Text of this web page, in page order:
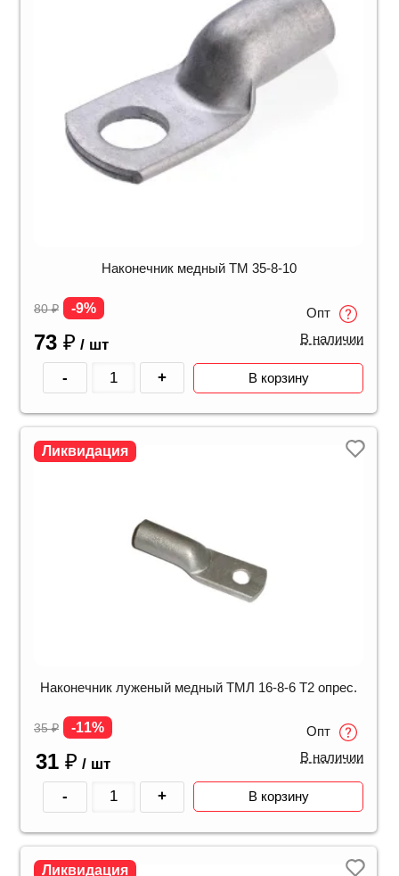
Наконечник медный ТМ 35-8-10
80₽ -9%
73 ₽ / шт
Опт
В наличии
- + В корзину
Ликвидация
Наконечник луженый медный ТМЛ 16-8-6 Т2 опрес.
35₽ -11%
31 ₽ / шт
Опт
В наличии
- + В корзину
Ликвидация